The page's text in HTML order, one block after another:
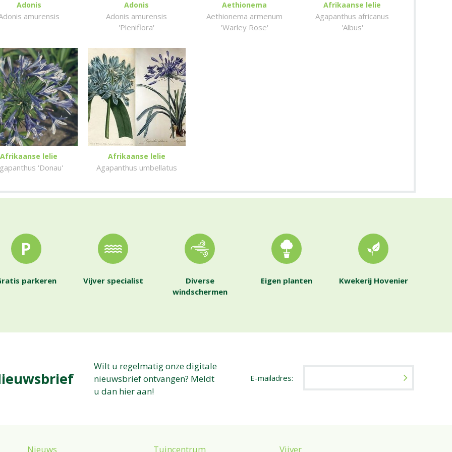
Adonis
amurensis
Adonis
Adonis amurensis
'Pleniflora'
Aethionema
Aethionema armenum
'Warley Rose'
Afrikaanse lelie
Agapanthus africanus
'Albus'
Afrikaanse lelie
'Donau'
Afrikaanse lelie
Agapanthus umbellatus
parkeren Vijver specialist
Diverse
windschermen
Eigen planten Kwekerij Hovenier
Wilt u regelmatig onze digitale
nieuwsbrief ontvangen? Meldt
u dan hier aan!
E-mailadres:
Nieuws Tuincentrum Vijver